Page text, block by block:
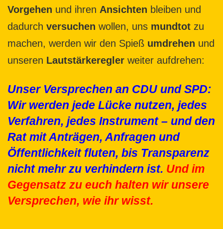
Vorgehen und ihren Ansichten bleiben und
dadurch versuchen wollen, uns mundtot zu
machen, werden wir den Spieß umdrehen und
unseren Lautstärkeregler weiter aufdrehen:
Unser Versprechen an CDU und SPD:
Wir werden jede Lücke nutzen, jedes
Verfahren, jedes Instrument – und den
Rat mit Anträgen, Anfragen und
Öffentlichkeit fluten, bis Transparenz
nicht mehr zu verhindern ist. Und im
Gegensatz zu euch halten wir unsere
Versprechen, wie ihr wisst.